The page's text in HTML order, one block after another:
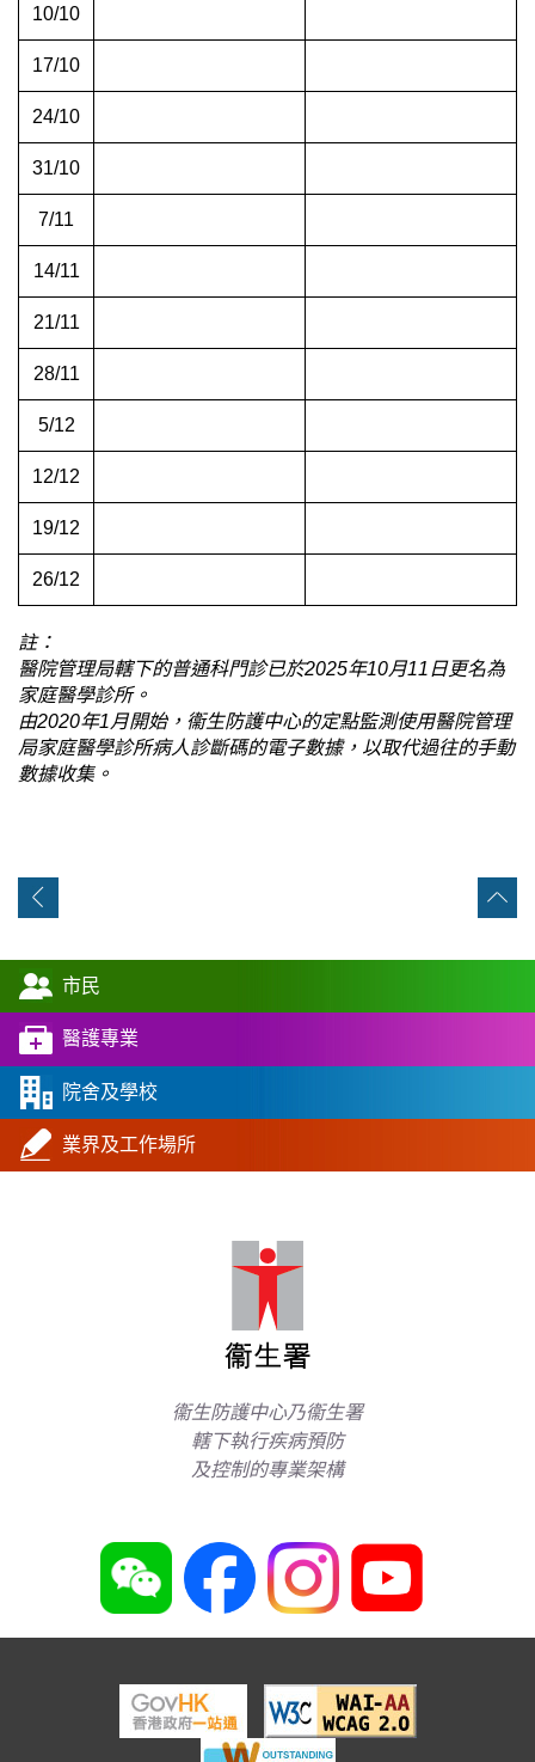
10/10
17/10
24/10
31/10
7/11
14/11
21/11
28/11
5/12
12/12
19/12
26/12
註：
醫院管理局轄下的普通科門診已於2025年10月11日更名為
家庭醫學診所。
由2020年1月開始，衞生防護中心的定點監測使用醫院管理
局家庭醫學診所病人診斷碼的電子數據，以取代過往的手動
數據收集。
市民
醫護專業
院舍及學校
業界及工作場所
衞生防護中心乃衞生署
轄下執行疾病預防
及控制的專業架構